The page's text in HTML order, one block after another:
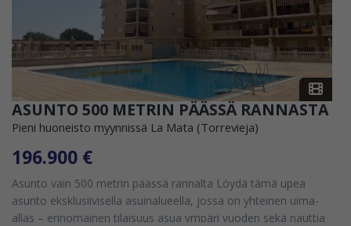
ASUNTO 500 METRIN PÄÄSSÄ RANNASTA
Pieni huoneisto myynnissä La Mata (Torrevieja)
196.900 €
Asunto vain 500 metrin päässä rannalta Löydä tämä upea
asunto eksklusiivisella asuinalueella, jossa on yhteinen uima-
allas – erinomainen tilaisuus asua ympäri vuoden sekä nauttia